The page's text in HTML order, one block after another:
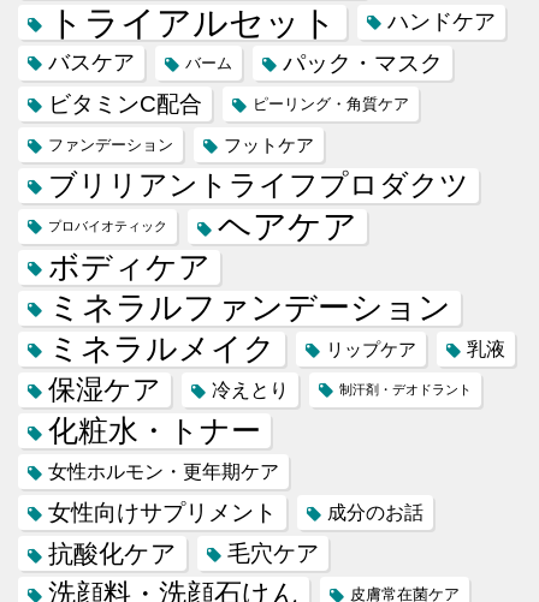
トライアルセット
ハンドケア
バスケア
バーム
パック・マスク
ビタミンC配合
ピーリング・角質ケア
ファンデーション フットケア
ブリリアントライフプロダクツ
プロバイオティック ヘアケア
ボディケア
ミネラルファンデーション
ミネラルメイク リップケア 乳液
保湿ケア 冷えとり 制汗剤・デオドラント
化粧水・トナー
女性ホルモン・更年期ケア
女性向けサプリメント 成分のお話
抗酸化ケア 毛穴ケア
洗顔料・洗顔石けん 皮膚常在菌ケア